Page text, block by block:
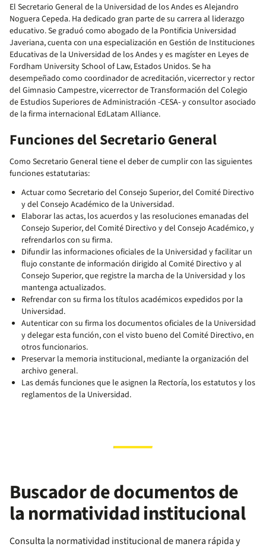
El Secretario General de la Universidad de los Andes es Alejandro
Noguera Cepeda. Ha dedicado gran parte de su carrera al liderazgo
educativo. Se graduó como abogado de la Pontificia Universidad
Javeriana, cuenta con una especialización en Gestión de Instituciones
Educativas de la Universidad de los Andes y es magíster en Leyes de
Fordham University School of Law, Estados Unidos. Se ha
desempeñado como coordinador de acreditación, vicerrector y rector
del Gimnasio Campestre, vicerrector de Transformación del Colegio
de Estudios Superiores de Administración -CESA- y consultor asociado
de la firma internacional EdLatam Alliance.
Funciones del Secretario General
Como Secretario General tiene el deber de cumplir con las siguientes
funciones estatutarias:
Actuar como Secretario del Consejo Superior, del Comité Directivo
y del Consejo Académico de la Universidad.
Elaborar las actas, los acuerdos y las resoluciones emanadas del
Consejo Superior, del Comité Directivo y del Consejo Académico, y
refrendarlos con su firma.
Difundir las informaciones oficiales de la Universidad y facilitar un
flujo constante de información dirigido al Comité Directivo y al
Consejo Superior, que registre la marcha de la Universidad y los
mantenga actualizados.
Refrendar con su firma los títulos académicos expedidos por la
Universidad.
Autenticar con su firma los documentos oficiales de la Universidad
y delegar esta función, con el visto bueno del Comité Directivo, en
otros funcionarios.
Preservar la memoria institucional, mediante la organización del
archivo general.
Las demás funciones que le asignen la Rectoría, los estatutos y los
reglamentos de la Universidad.
Buscador de documentos de
la normatividad institucional
Consulta la normatividad institucional de manera rápida y